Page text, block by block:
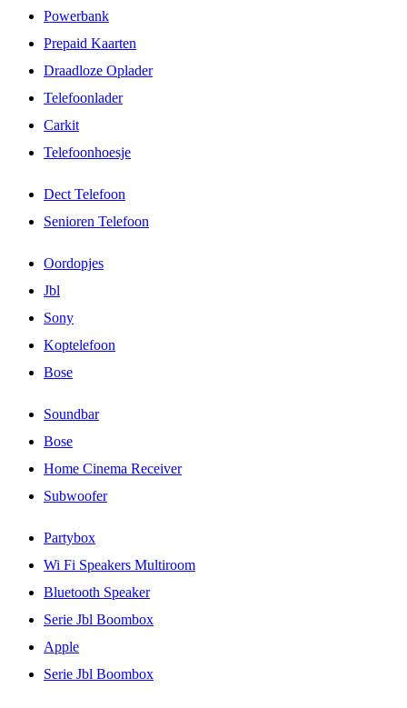
Powerbank
Prepaid Kaarten
Draadloze Oplader
Telefoonlader
Carkit
Telefoonhoesje
Dect Telefoon
Senioren Telefoon
Oordopjes
Jbl
Sony
Koptelefoon
Bose
Soundbar
Bose
Home Cinema Receiver
Subwoofer
Partybox
Wi Fi Speakers Multiroom
Bluetooth Speaker
Serie Jbl Boombox
Apple
Serie Jbl Boombox